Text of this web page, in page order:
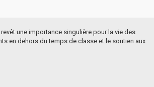
une importance singulière pour la vie des
en dehors du temps de classe et le soutien aux